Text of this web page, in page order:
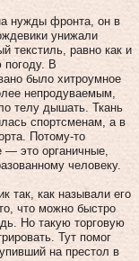
нужды фронта, он в
унижали
текстиль, равно как и
погоду. В
было хитроумное
непродуваемым,
телу дышать. Ткань
спортсменам, а в
Потому‑то
— это органичные,
человеку.
так, как называли его
что можно быстро
Но такую торговую
Тут помог
на престол в